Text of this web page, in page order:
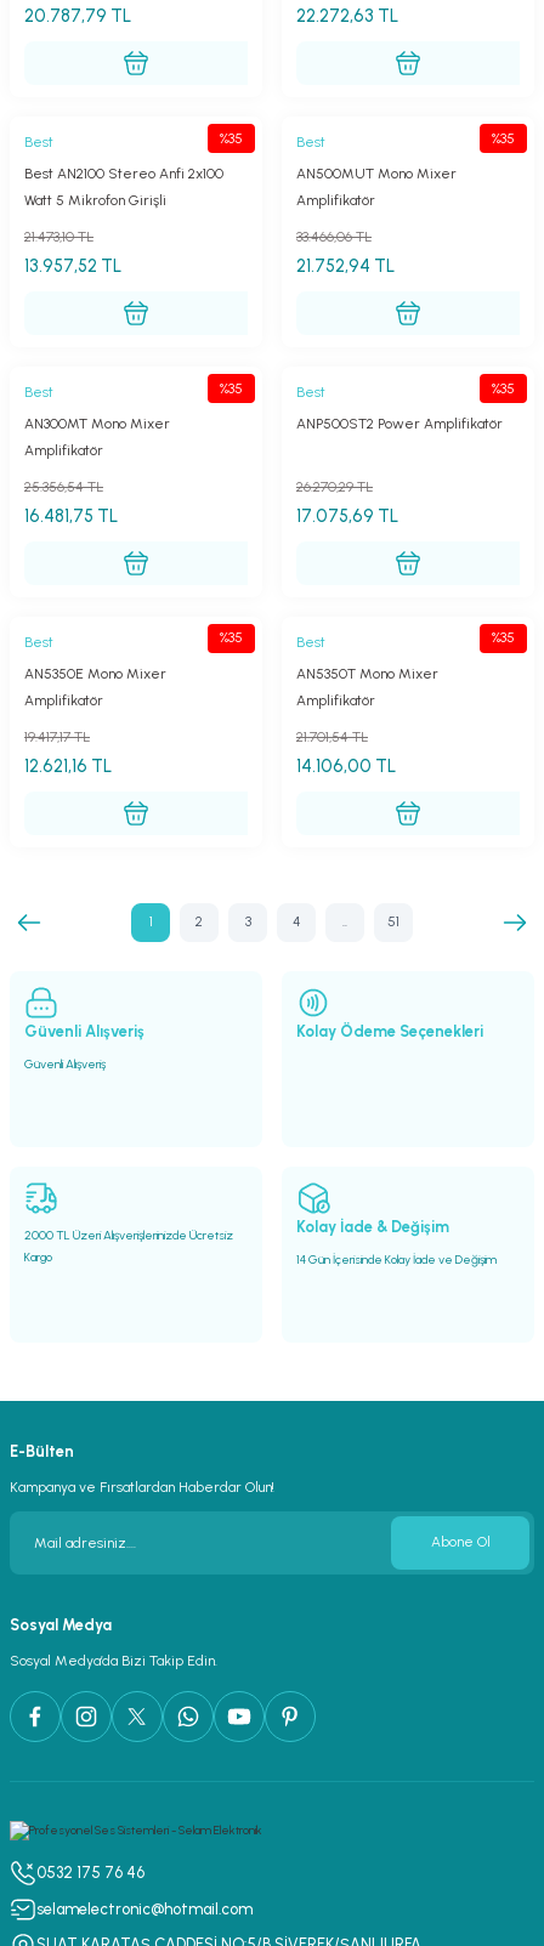
20.787,79 TL 22.272,63 TL
%35
Best
Best AN2100 Stereo Anfi 2x100
Watt 5 Mikrofon Girişli
13.957,52 TL
21.473,10 TL
%35
Best
AN500MUT Mono Mixer
Amplifikatör
21.752,94 TL
33.466,06 TL
%35
Best
AN300MT Mono Mixer
Amplifikatör
16.481,75 TL
25.356,54 TL
%35
Best
ANP500ST2 Power Amplifikatör
17.075,69 TL
26.270,29 TL
%35
Best
AN5350E Mono Mixer
Amplifikatör
12.621,16 TL
19.417,17 TL
%35
Best
AN5350T Mono Mixer
Amplifikatör
14.106,00 TL
21.701,54 TL
1 2 3 4 .. 51
Güvenli Alışveriş
Güvenli Alışveriş
Kolay Ödeme Seçenekleri
2000 TL Üzeri Alışverişlerinizde Ücretsiz
Kargo
Kolay İade & Değişim
14 Gün İçerisinde Kolay İade ve Değişim
E-Bülten
Kampanya ve Fırsatlardan Haberdar Olun!
Abone Ol
Sosyal Medya
Sosyal Medya’da Bizi Takip Edin.
0532 175 76 46
selamelectronic@hotmail.com